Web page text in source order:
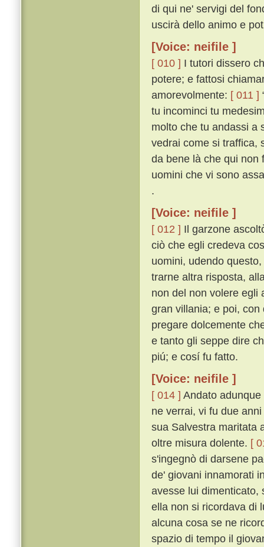
di qui ne' servigi del
uscirà dello animo e
[Voice: neifile ]
[ 010 ] I tutori dissero
potere; e fattosi
amorevolmente: [ 011 ]
tu incominci tu
molto che tu andassi a
vedrai come si traffica,
da bene là che qui non
uomini che vi sono
.
[Voice: neifile ]
[ 012 ] Il garzone
ciò che egli credeva
uomini, udendo
trarne altra risposta,
non del non volere egli
gran villania; e poi,
pregare dolcemente
e tanto gli seppe dire
piú; e cosí fu fatto.
[Voice: neifile ]
[ 014 ] Andato
ne verrai, vi fu due
sua Salvestra maritata
oltre misura dolente. [
s'ingegnò di darsene
de' giovani innamorati
avesse lui dimenticato,
ella non si ricordava di
alcuna cosa se ne
spazio di tempo il